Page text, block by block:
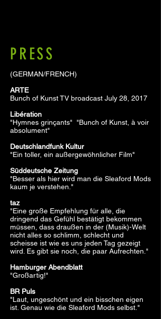
PRESS
(GERMAN/FRENCH)
ARTE
Bunch of Kunst TV broadcast July 28, 2017
Libération
"Hymnes grinçants"
"Bunch of Kunst, à voir
absolument"
Deutschlandfunk Kultur
"Ein toller, ein außergewöhnlicher Film"
Süddeutsche Zeitung
"Besser als hier wird man die Sleaford Mods
kaum je verstehen."
taz
"Eine große Empfehlung für alle, die
dringend das Gefühl bestätigt bekommen
müssen, dass draußen in der (Musik)-Welt
nicht alles so schlimm, schlecht und
scheisse ist wie es uns jeden Tag gezeigt
wird. Es gibt sie noch, die paar Aufrechten."
Hamburger Abendblatt
"Großartig!"
BR Puls
"Laut, ungeschönt und ein bisschen eigen
ist. Genau wie die Sleaford Mods selbst."